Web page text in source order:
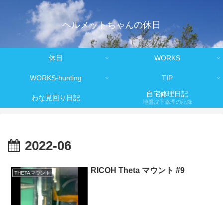
ヘルメットちゃんの休日
休日 WORKS
WORKS-hunting TIP
わな見回り日記 自宅修理日記
地盤沈下修理の記録
2022-06
THETAマウント RICOH Theta マウント #9